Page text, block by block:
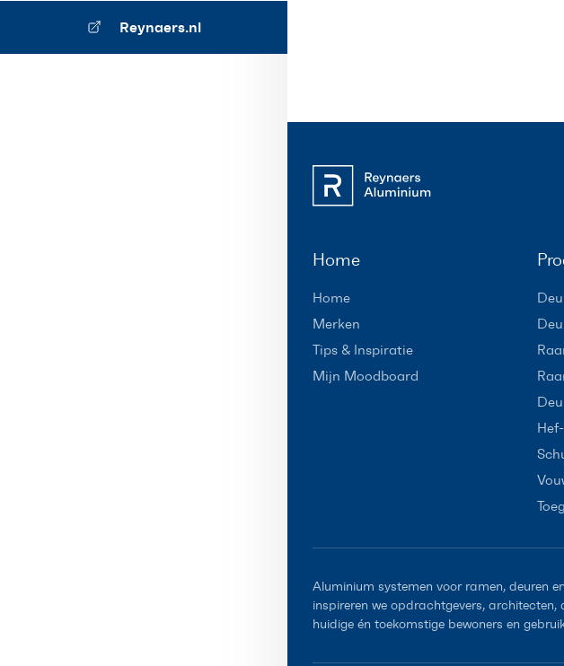
Reynaers.nl
Home
Home
Merken
Tips & Inspiratie
Mijn Moodboard
Aluminium systemen voor ramen, deuren
inspireren we opdrachtgevers, architecten,
huidige én toekomstige bewoners en